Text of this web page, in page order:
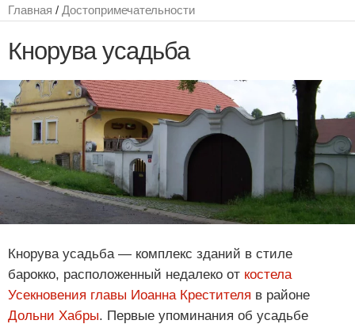
Главная / Достопримечательности
Кнорува усадьба
Кнорува усадьба — комплекс зданий в стиле
барокко, расположенный недалеко от костела
Усекновения главы Иоанна Крестителя в районе
Дольни Хабры. Первые упоминания об усадьбе